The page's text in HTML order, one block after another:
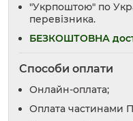
"Укрпоштою" по
перевізника.
БЕЗКОШТОВНА
Способи оплати
Онлайн-оплата;
Оплата частинами